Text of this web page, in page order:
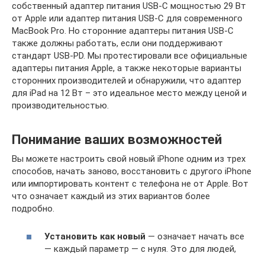
собственный адаптер питания USB-C мощностью 29 Вт
от Apple или адаптер питания USB-C для современного
MacBook Pro. Но сторонние адаптеры питания USB-C
также должны работать, если они поддерживают
стандарт USB-PD. Мы протестировали все официальные
адаптеры питания Apple, а также некоторые варианты
сторонних производителей и обнаружили, что адаптер
для iPad на 12 Вт – это идеальное место между ценой и
производительностью.
Понимание ваших возможностей
Вы можете настроить свой новый iPhone одним из трех
способов, начать заново, восстановить с другого iPhone
или импортировать контент с телефона не от Apple. Вот
что означает каждый из этих вариантов более
подробно.
Установить как новый — означает начать все
— каждый параметр — с нуля. Это для людей,